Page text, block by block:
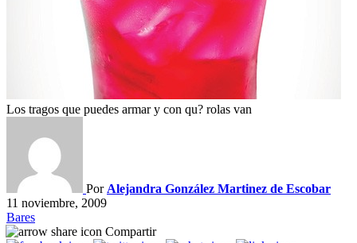
Los tragos que puedes armar y con qu? rolas van
Por Alejandra González Martinez de Escobar
11 noviembre, 2009
Bares
Compartir